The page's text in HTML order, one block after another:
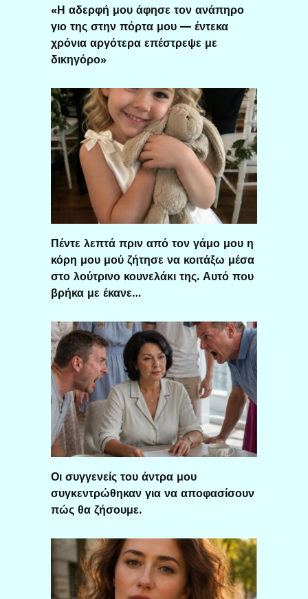
«Η αδερφή μου άφησε τον ανάπηρο
γιο της στην πόρτα μου — έντεκα
χρόνια αργότερα επέστρεψε με
δικηγόρο»
Πέντε λεπτά πριν από τον γάμο μου η
κόρη μου μού ζήτησε να κοιτάξω μέσα
στο λούτρινο κουνελάκι της. Αυτό που
βρήκα με έκανε…
Οι συγγενείς του άντρα μου
συγκεντρώθηκαν για να αποφασίσουν
πώς θα ζήσουμε.